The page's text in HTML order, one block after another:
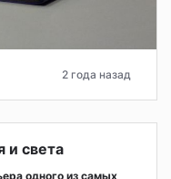
2 года назад
и света
одного из самых